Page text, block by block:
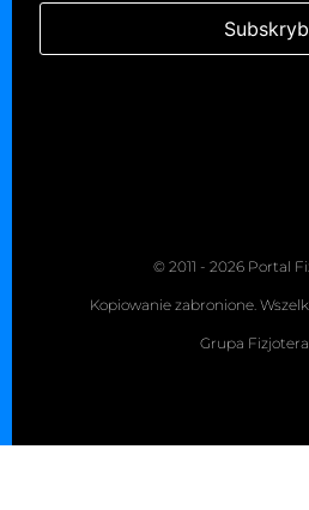
© 2011 - 2026 Portal
Kopiowanie zabronione.
Grupa